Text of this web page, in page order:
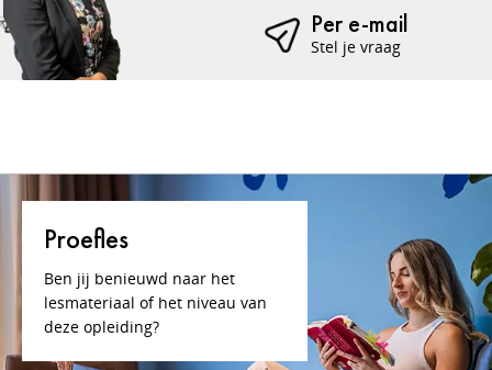
Per e-mail
Stel je vraag
Proefles
Ben jij benieuwd naar het
lesmateriaal of het niveau van
deze opleiding?